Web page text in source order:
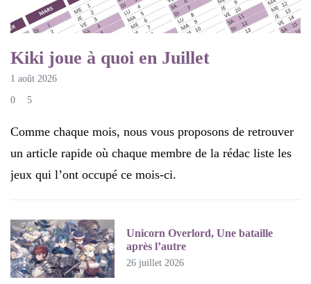
Kiki joue à quoi en Juillet
1 août 2026
0 5
Comme chaque mois, nous vous proposons de retrouver
un article rapide où chaque membre de la rédac liste les
jeux qui l’ont occupé ce mois-ci.
Unicorn Overlord, Une bataille
après l’autre
26 juillet 2026